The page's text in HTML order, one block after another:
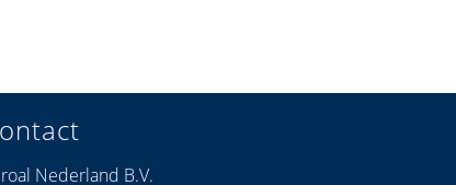
Nederland B.V.